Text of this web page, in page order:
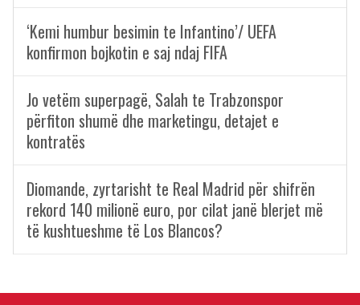
‘Kemi humbur besimin te Infantino’/ UEFA
konfirmon bojkotin e saj ndaj FIFA
Jo vetëm superpagë, Salah te Trabzonspor
përfiton shumë dhe marketingu, detajet e
kontratës
Diomande, zyrtarisht te Real Madrid për shifrën
rekord 140 milionë euro, por cilat janë blerjet më
të kushtueshme të Los Blancos?